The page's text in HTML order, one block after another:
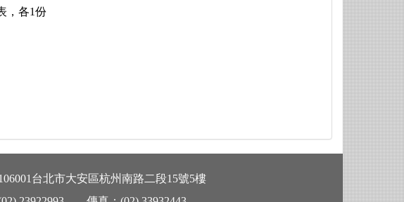
，各1份
台北市大安區杭州南路二段15號5樓